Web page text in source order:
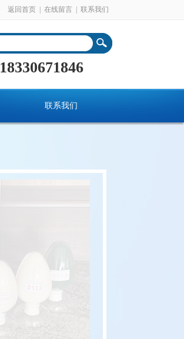
返回首页 在线留言 联系我们
18330671846
联系我们